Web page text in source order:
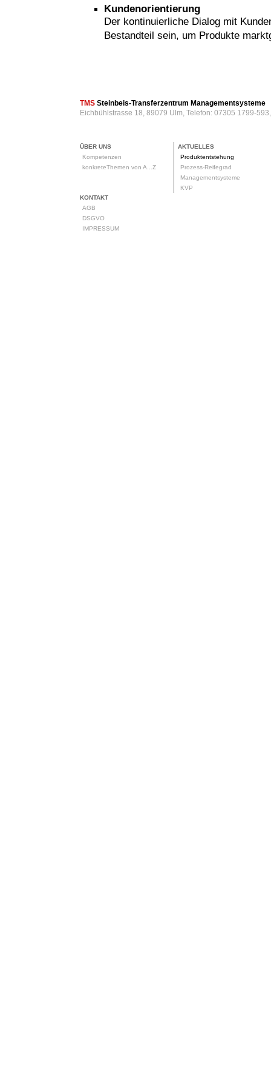
Kundenorientierung
Der kontinuierliche Dialog mit
Bestandteil sein, um Produkte
TMS Steinbeis-Transferzentrum Managementsysteme
Eichbühlstrasse 18, 89079 Ulm, Telefon: 07305 1799-
ÜBER UNS
Kompetenzen
konkreteThemen von A...Z
AKTUELLES
Produktentstehung
Prozess-Reifegrad
Managementsysteme
KVP
KONTAKT
AGB
DSGVO
IMPRESSUM